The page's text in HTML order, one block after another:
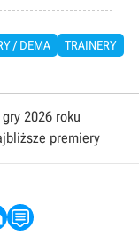
/ DEMA
TRAINERY
2026 roku
premiery